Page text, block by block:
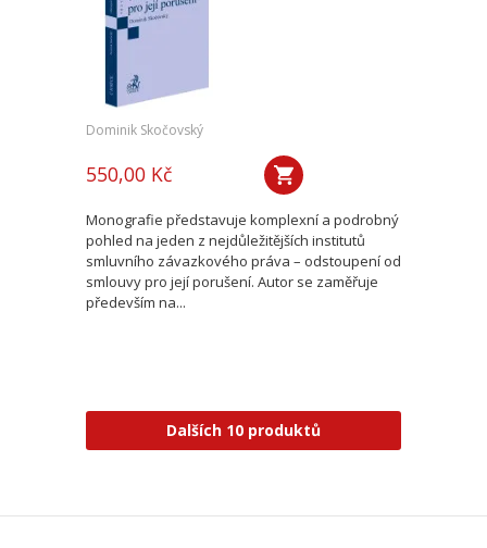
Dominik Skočovský
550,00 Kč
Monografie představuje komplexní a podrobný
pohled na jeden z nejdůležitějších institutů
smluvního závazkového práva – odstoupení od
smlouvy pro její porušení. Autor se zaměřuje
především na...
Dalších 10 produktů